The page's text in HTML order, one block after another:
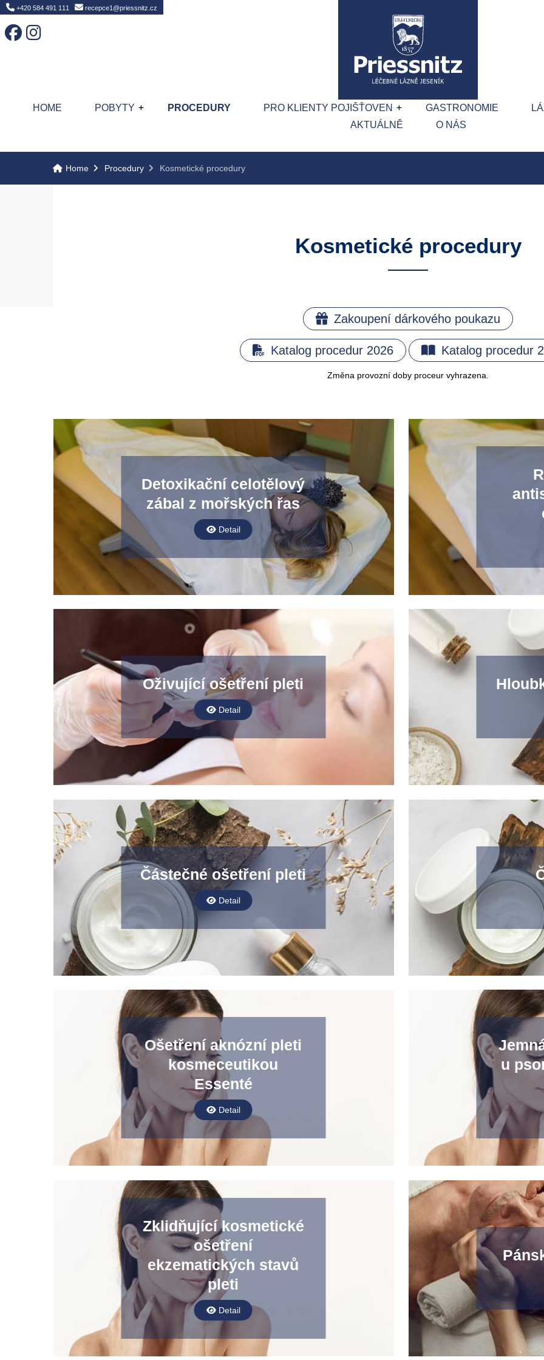
Home+420 584 491 111 recepce1@priessnitz.cz
HOME POBYTY PROCEDURY PRO KLIENTY POJIŠŤOVEN GASTRONOMIE
AKTUÁLNĚ
O NÁS
Home Procedury Kosmetické procedury
Kosmetické procedury
Zakoupení dárkového poukazu
Katalog procedur 2026 Katalog procedur
Změna provozní doby proceur vyhrazena.
Detoxikační celotělový
zábal z mořských řas
Detail
Oživující ošetření pleti
Detail
Částečné ošetření pleti
Detail
Ošetření aknózní pleti
kosmeceutikou
Essenté
Detail
u
Zklidňující kosmetické
ošetření
ekzematických stavů
pleti
Detail